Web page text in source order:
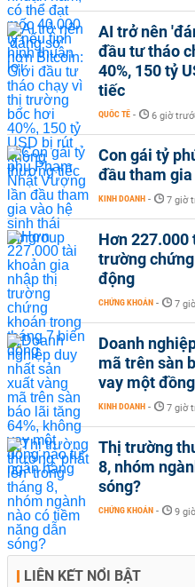
AI trở nên
đầu tư tháo
40%, 150 tỷ
tiếc
QUỐC TẾ - 6 giờ
Con gái tỷ
đầu tham
KINH DOANH - 7 giờ
Hơn
trường
động
CHỨNG KHOÁN - 7
Doanh
mã trên sàn
vay một
KINH DOANH - 7 giờ
Thị trường
8, nhóm
sóng?
CHỨNG KHOÁN - 9
LIÊN KẾT NỔI BẬT